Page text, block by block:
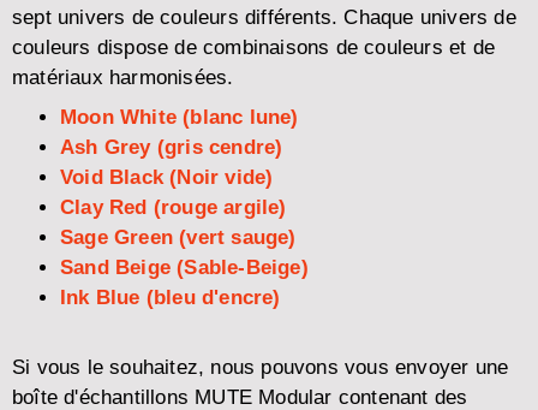
sept univers de couleurs différents. Chaque univers de
couleurs dispose de combinaisons de couleurs et de
matériaux harmonisées.
Moon White (blanc lune)
Ash Grey (gris cendre)
Void Black (Noir vide)
Clay Red (rouge argile)
Sage Green (vert sauge)
Sand Beige (Sable-Beige)
Ink Blue (bleu d'encre)
Si vous le souhaitez, nous pouvons vous envoyer une
boîte d'échantillons MUTE Modular contenant des